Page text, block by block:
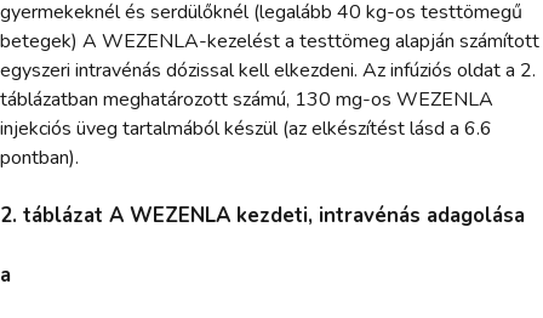
gyermekeknél és serdülőknél (legalább 40 kg-os testtömegű
betegek) A WEZENLA-kezelést a testtömeg alapján számított
egyszeri intravénás dózissal kell elkezdeni. Az infúziós oldat a 2.
táblázatban meghatározott számú, 130 mg-os WEZENLA
injekciós üveg tartalmából készül (az elkészítést lásd a 6.6
pontban).
2. táblázat A WEZENLA kezdeti, intravénás adagolása
a